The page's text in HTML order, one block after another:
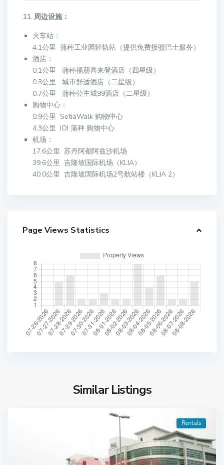
11. 周边设施：
火车站：
4.1公里 蒲种工业园轻轨站（提供免费接驳巴士服务）
酒店：
0.1公里 蒲种福朋喜来登酒店（四星级）
0.3公里 城市舒适酒店（二星级）
0.7公里 蒲种公主城99酒店（二星级）
购物中心：
0.9公里 SetiaWalk 购物中心
4.3公里 IOI 蒲种 购物中心
机场：
17.6公里 苏丹阿都阿兹沙机场
39.6公里 吉隆坡国际机场（KLIA）
40.0公里 吉隆坡国际机场2号航站楼（KLIA 2）
Page Views Statistics
Similar Listings
Rentals